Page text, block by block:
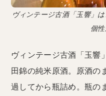
ヴィンテージ古酒「玉響」
個
ヴィンテージ古酒「玉響
田錦の純米原酒。原酒の
過してから瓶詰め。瓶の